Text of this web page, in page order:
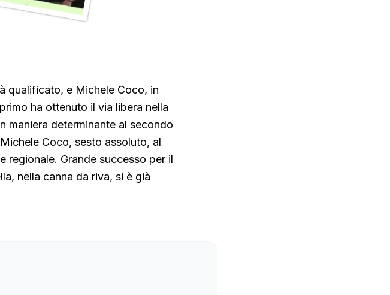
qualificato, e Michele Coco, in
ha ottenuto il via libera nella
maniera determinante al secondo
Coco, sesto assoluto, al
regionale. Grande successo per il
nella canna da riva, si è già